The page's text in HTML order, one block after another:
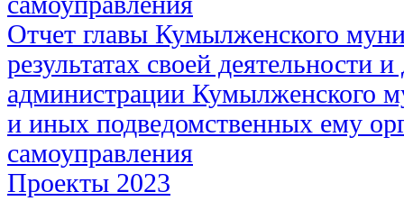
Отчет главы Кумылженского
результатах своей деятельности
администрации Кумылженского
и иных подведомственных ему
самоуправления
Проекты 2023